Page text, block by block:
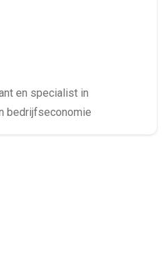
en specialist in
bedrijfseconomie